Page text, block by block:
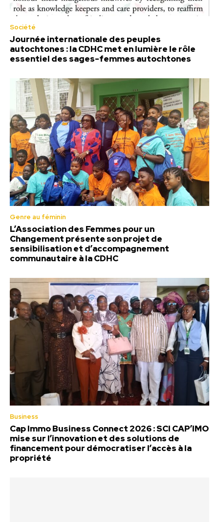
Société
Journée internationale des peuples
autochtones : la CDHC met en lumière le rôle
essentiel des sages-femmes autochtones
Genre au féminin
L’Association des Femmes pour un
Changement présente son projet de
sensibilisation et d’accompagnement
communautaire à la CDHC
Business
Cap Immo Business Connect 2026 : SCI CAP’IMO
mise sur l’innovation et des solutions de
financement pour démocratiser l’accès à la
propriété